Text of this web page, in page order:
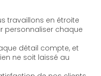
travaillons en étroite
personnaliser chaque
détail compte, et
ne soit laissé au